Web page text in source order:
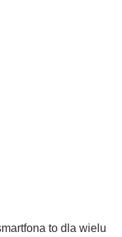
to dla wielu